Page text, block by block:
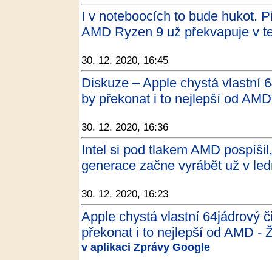
I v noteboocích to bude hukot.
AMD Ryzen 9 už překvapuje v
30. 12. 2020, 16:45
Diskuze – Apple chystá vlastní
by překonat i to nejlepší od
30. 12. 2020, 16:36
Intel si pod tlakem AMD
generace začne vyrábět už v
30. 12. 2020, 16:23
Apple chystá vlastní 64jádrový
překonat i to nejlepší od AMD -
v aplikaci Zprávy Google